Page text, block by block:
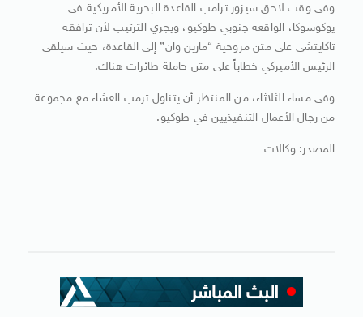
وفي وقت لاحق سيزور ترامب القاعدة البحرية الأمريكية في
يوكوسوكا، الواقعة جنوبي طوكيو، ويجري الترتيب لأن ترافقه
تاكايتشي على متن مروحية “مارين وان” إلى القاعدة، حيث سيلقي
الرئيس الأميركي خطاباً على متن حاملة طائرات هناك.
وفي مساء الثلاثاء، من المنتظر أن يتناول ترمب العشاء مع مجموعة
من رجال الأعمال التنفيذيين في طوكيو.
المصدر: وكالات